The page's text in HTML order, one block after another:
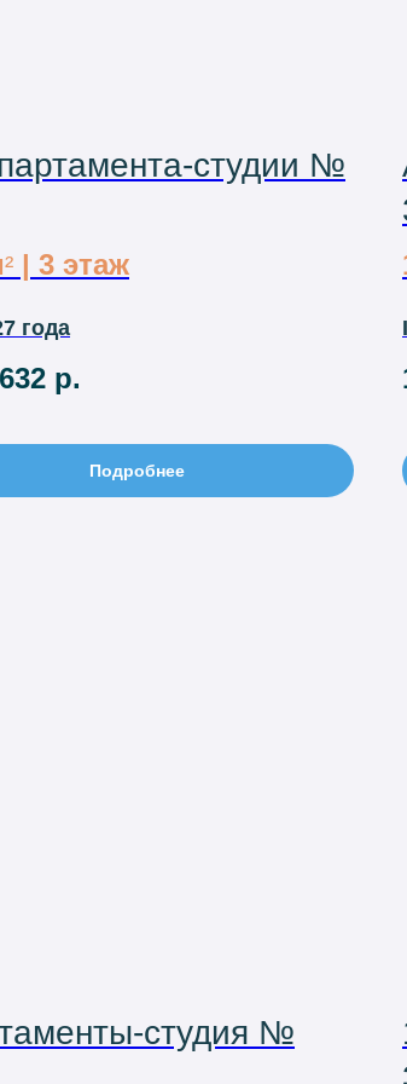
студии №
² | 3 этаж
года
р.
Подробнее
студия №